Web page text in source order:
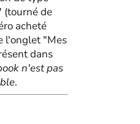
(tourné de
acheté
l'onglet "Mes
dans
n'est pas
.